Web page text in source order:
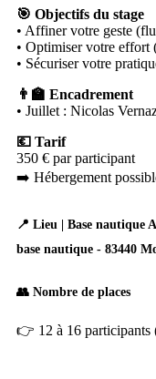
🎯 Objectifs du stage
• Affiner votre geste
• Optimiser votre effort
• Sécuriser votre
👨‍🏫 Encadrement
• Juillet : Nicolas
💶 Tarif
350 € par participant
➡️ Hébergement
📍 Lieu | Base nautique
base nautique - 83440
👥 Nombre de places
👉 12 à 16 participants